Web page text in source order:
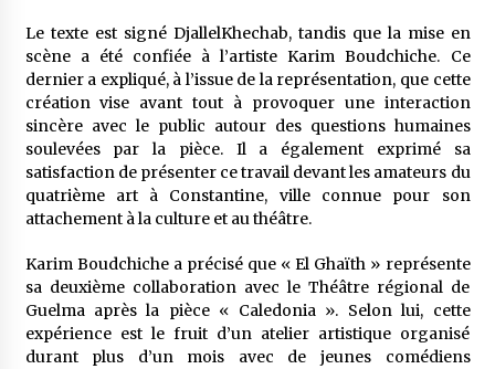
Le texte est signé DjallelKhechab, tandis que la mise en
scène a été confiée à l’artiste Karim Boudchiche. Ce
dernier a expliqué, à l’issue de la représentation, que cette
création vise avant tout à provoquer une interaction
sincère avec le public autour des questions humaines
soulevées par la pièce. Il a également exprimé sa
satisfaction de présenter ce travail devant les amateurs du
quatrième art à Constantine, ville connue pour son
attachement à la culture et au théâtre.
Karim Boudchiche a précisé que « El Ghaïth » représente
sa deuxième collaboration avec le Théâtre régional de
Guelma après la pièce « Caledonia ». Selon lui, cette
expérience est le fruit d’un atelier artistique organisé
durant plus d’un mois avec de jeunes comédiens